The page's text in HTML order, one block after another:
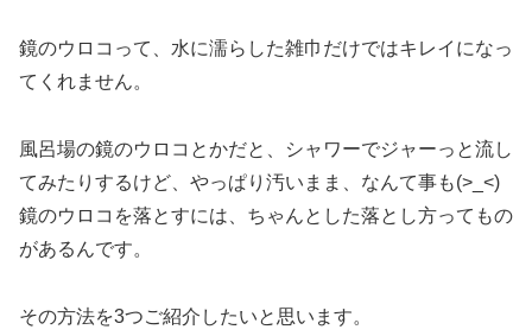
鏡のウロコって、水に濡らした雑巾だけではキレイになっ
てくれません。
風呂場の鏡のウロコとかだと、シャワーでジャーっと流し
てみたりするけど、やっぱり汚いまま、なんて事も(>_<)
鏡のウロコを落とすには、ちゃんとした落とし方ってもの
があるんです。
その方法を3つご紹介したいと思います。